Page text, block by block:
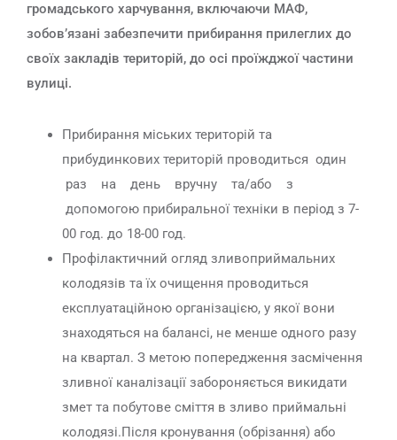
громадського харчування, включаючи МАФ,
зобов’язані забезпечити прибирання прилеглих до
своїх закладів територій, до осі проїжджої частини
вулиці.
Прибирання міських територій та
прибудинкових територій проводиться один
раз на день вручну та/або з
допомогою прибиральної техніки в період з 7-
00 год. до 18-00 год.
Профілактичний огляд зливоприймальних
колодязів та їх очищення проводиться
експлуатаційною організацією, у якої вони
знаходяться на балансі, не менше одного разу
на квартал. З метою попередження засмічення
зливної каналізації забороняється викидати
змет та побутове сміття в зливо приймальні
колодязі.Після кронування (обрізання) або